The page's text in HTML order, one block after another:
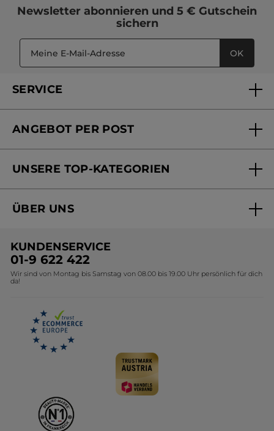
Newsletter abonnieren und 5 € Gutschein
sichern
OK
SERVICE
Mein Konto
Online Preisliste
ANGEBOT PER POST
Versandhandel Preisliste
UNSERE TOP-KATEGORIEN
Black Friday Yves Rocher
Geschenkideen Yves Rocher
Kollektion Monoi Yves Rocher
ÜBER UNS
Umweltstiftung YR
Affiliate Programm
KUNDENSERVICE
01-9 622 422
Wir sind von Montag bis Samstag von 08.00 bis 19.00 Uhr persönlich für dich
da!